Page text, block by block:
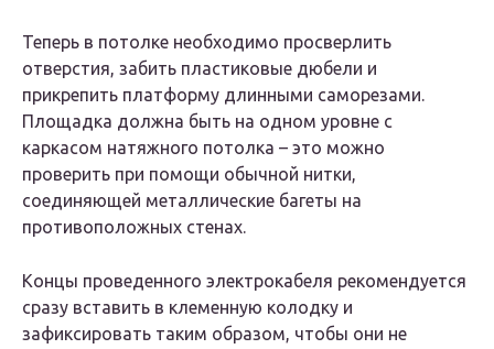
Теперь в потолке необходимо просверлить
отверстия, забить пластиковые дюбели и
прикрепить платформу длинными саморезами.
Площадка должна быть на одном уровне с
каркасом натяжного потолка – это можно
проверить при помощи обычной нитки,
соединяющей металлические багеты на
противоположных стенах.
Концы проведенного электрокабеля рекомендуется
сразу вставить в клеменную колодку и
зафиксировать таким образом, чтобы они не